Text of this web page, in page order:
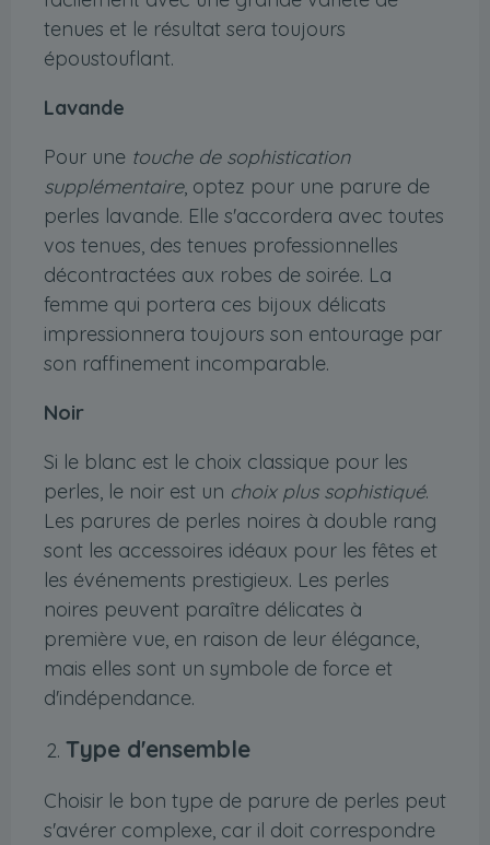
tenues et le résultat sera toujours
époustouflant.
Lavande
Pour une touche de sophistication
supplémentaire, optez pour une parure de
perles lavande. Elle s'accordera avec toutes
vos tenues, des tenues professionnelles
décontractées aux robes de soirée. La
femme qui portera ces bijoux délicats
impressionnera toujours son entourage par
son raffinement incomparable.
Noir
Si le blanc est le choix classique pour les
perles, le noir est un choix plus sophistiqué.
Les parures de perles noires à double rang
sont les accessoires idéaux pour les fêtes et
les événements prestigieux. Les perles
noires peuvent paraître délicates à
première vue, en raison de leur élégance,
mais elles sont un symbole de force et
d'indépendance.
Type d'ensemble
Choisir le bon type de parure de perles peut
s'avérer complexe, car il doit correspondre